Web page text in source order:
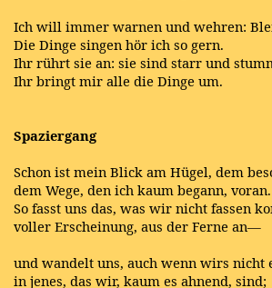
Ich will immer warnen und wehren:
Die Dinge singen hör ich so gern.
Ihr rührt sie an: sie sind starr und
Ihr bringt mir alle die Dinge um.
Spaziergang
Schon ist mein Blick am Hügel, dem
dem Wege, den ich kaum begann, voran.
So fasst uns das, was wir nicht fassen
voller Erscheinung, aus der Ferne an—
und wandelt uns, auch wenn wirs nicht
in jenes, das wir, kaum es ahnend, sind;